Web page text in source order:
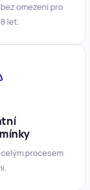
omezení pro
let.
procesem